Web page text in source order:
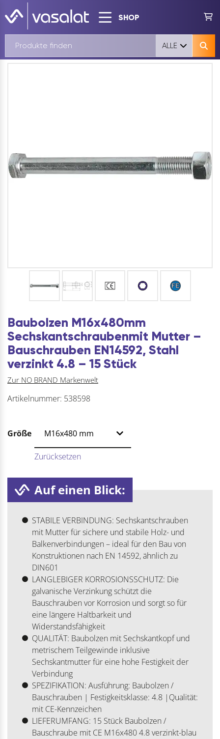
SHOP
ALLE
Baubolzen M16x480mm
Sechskantschraubenmit Mutter –
Bauschrauben EN14592, Stahl
verzinkt 4.8 – 15 Stück
Zur NO BRAND Markenwelt
Artikelnummer: 538598
Größe
Zurücksetzen
Auf einen Blick:
STABILE VERBINDUNG: Sechskantschrauben
mit Mutter für sichere und stabile Holz- und
Balkenverbindungen – ideal für den Bau von
Konstruktionen nach EN 14592, ähnlich zu
DIN601
LANGLEBIGER KORROSIONSSCHUTZ: Die
galvanische Verzinkung schützt die
Bauschrauben vor Korrosion und sorgt so für
eine längere Haltbarkeit und
Widerstandsfähigkeit
QUALITÄT: Baubolzen mit Sechskantkopf und
metrischem Teilgewinde inklusive
Sechskantmutter für eine hohe Festigkeit der
Verbindung
SPEZIFIKATION: Ausführung: Baubolzen /
Bauschrauben | Festigkeitsklasse: 4.8 |Qualität:
mit CE-Kennzeichen
LIEFERUMFANG: 15 Stück Baubolzen /
Bauschraube mit CE M16x480 4.8 verzinkt-blau